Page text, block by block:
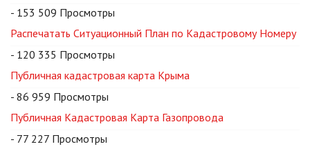
- 153 509 Просмотры
Распечатать Ситуационный План по Кадастровому Номеру
- 120 335 Просмотры
Публичная кадастровая карта Крыма
- 86 959 Просмотры
Публичная Кадастровая Карта Газопровода
- 77 227 Просмотры